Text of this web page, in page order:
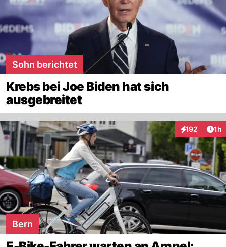
Sohn berichtet
Krebs bei Joe Biden hat sich
ausgebreitet
192
Interaktionen
1h
Bern